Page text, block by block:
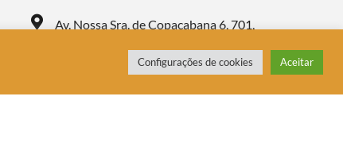
Av. Nossa Sra. de Copacabana 6, 701,
Configurações de cookies Aceitar